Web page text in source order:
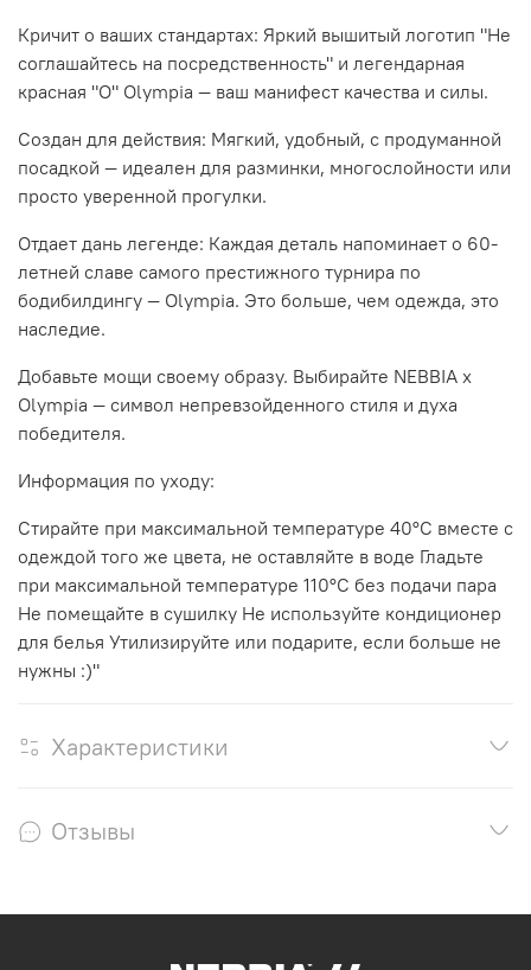
Кричит о ваших стандартах: Яркий вышитый логотип "Не
соглашайтесь на посредственность" и легендарная
красная "О" Olympia — ваш манифест качества и силы.
Создан для действия: Мягкий, удобный, с продуманной
посадкой — идеален для разминки, многослойности или
просто уверенной прогулки.
Отдает дань легенде: Каждая деталь напоминает о 60-
летней славе самого престижного турнира по
бодибилдингу — Olympia. Это больше, чем одежда, это
наследие.
Добавьте мощи своему образу. Выбирайте NEBBIA x
Olympia — символ непревзойденного стиля и духа
победителя.
Информация по уходу:
Стирайте при максимальной температуре 40°C вместе с
одеждой того же цвета, не оставляйте в воде Гладьте
при максимальной температуре 110°C без подачи пара
Не помещайте в сушилку Не используйте кондиционер
для белья Утилизируйте или подарите, если больше не
нужны :)"
Характеристики
Отзывы